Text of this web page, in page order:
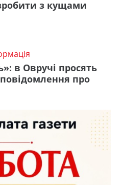
з кущами
в Овручі просять
про